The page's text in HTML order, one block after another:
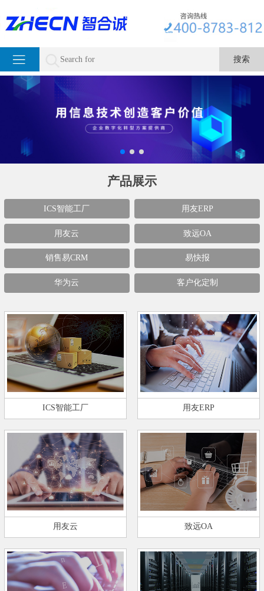
产品展示
ICS智能工厂 用友ERP
用友云 致远OA
销售易CRM 易快报
华为云 客户化定制
ICS智能工厂 用友ERP
用友云 致远OA